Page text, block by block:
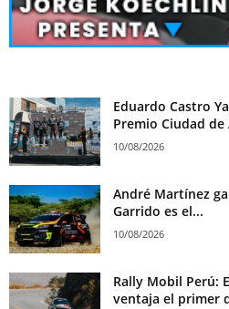
Eduardo Castro
Premio Ciudad de
10/08/2026
André Martínez
Garrido es el...
10/08/2026
Rally Mobil Perú:
ventaja el primer